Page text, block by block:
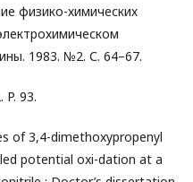
физико-химических
1983. №2. С. 64–67.
P. 93.
of 3,4-dimethoxypropenyl
potential oxi-dation at a